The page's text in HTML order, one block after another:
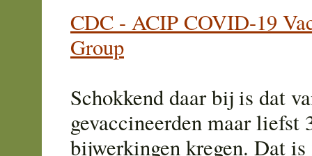
CDC - ACIP COVID-19
Group
Schokkend daar bij is dat
gevaccineerden maar liefst
bijwerkingen kregen. Dat is